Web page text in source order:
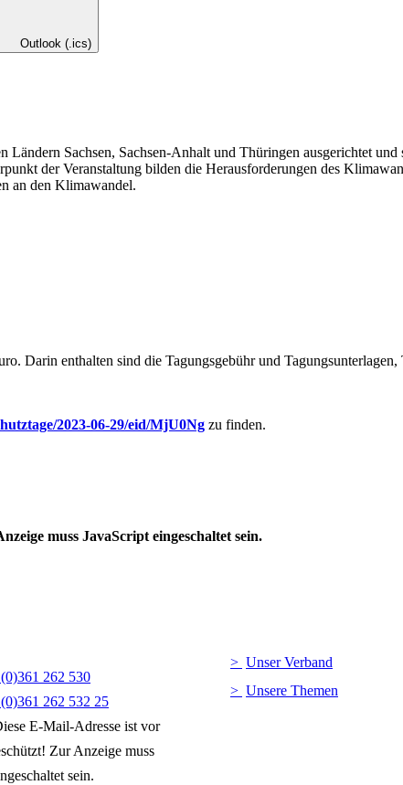
Outlook (.ics)
Sachsen, Sachsen-Anhalt und Thüringen ausgerichtet
der Veranstaltung bilden die Herausforderungen des
an den Klimawandel.
Darin enthalten sind die Tagungsgebühr und
2023-06-29/eid/MjU0Ng zu finden.
muss JavaScript eingeschaltet sein.
262 530
262 532 25
E-Mail-Adresse ist vor
Zur Anzeige muss
sein.
Unser Verband
Unsere Themen